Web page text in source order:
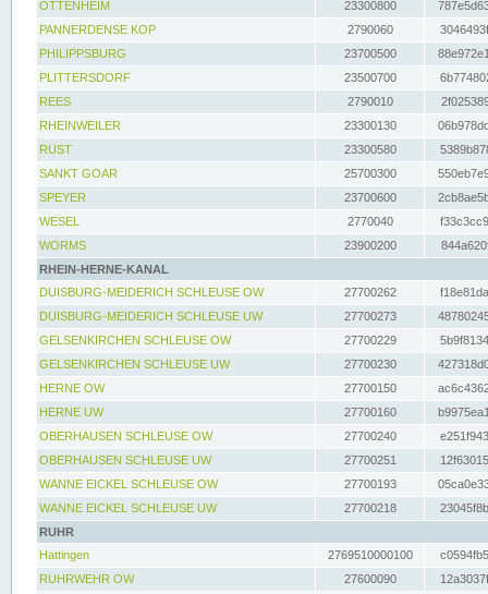
OTTENHEIM
23300800
PANNERDENSE KOP
2790060
PHILIPPSBURG
23700500
PLITTERSDORF
23500700
REES
2790010
RHEINWEILER
23300130
RUST
23300580
SANKT GOAR
25700300
SPEYER
23700600
WESEL
2770040
WORMS
23900200
RHEIN-HERNE-KANAL
DUISBURG-MEIDERICH SCHLEUSE OW
27700262
DUISBURG-MEIDERICH SCHLEUSE UW
27700273
GELSENKIRCHEN SCHLEUSE OW
27700229
GELSENKIRCHEN SCHLEUSE UW
27700230
HERNE OW
27700150
HERNE UW
27700160
OBERHAUSEN SCHLEUSE OW
27700240
OBERHAUSEN SCHLEUSE UW
27700251
WANNE EICKEL SCHLEUSE OW
27700193
WANNE EICKEL SCHLEUSE UW
27700218
RUHR
Hattingen
2769510000100
RUHRWEHR OW
27600090